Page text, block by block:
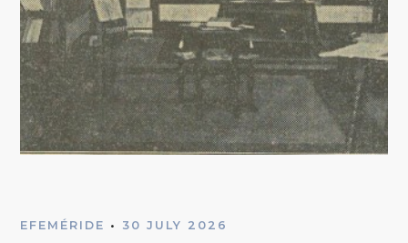
EFEMÉRIDE • 30 JULY 2026